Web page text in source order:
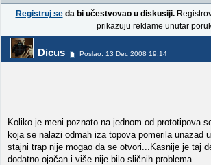
Registruj seda bi učestvovao u diskusiji.
prikazuju reklame unutar
Dicus Poslao: 13 Dec 2008 19:14
Koliko je meni poznato na jednom od prototipova
koja se nalazi odmah iza topova pomerila unazad
stajni trap nije mogao da se otvori...Kasnije je taj
dodatno ojačan i više nije bilo sličnih problema...